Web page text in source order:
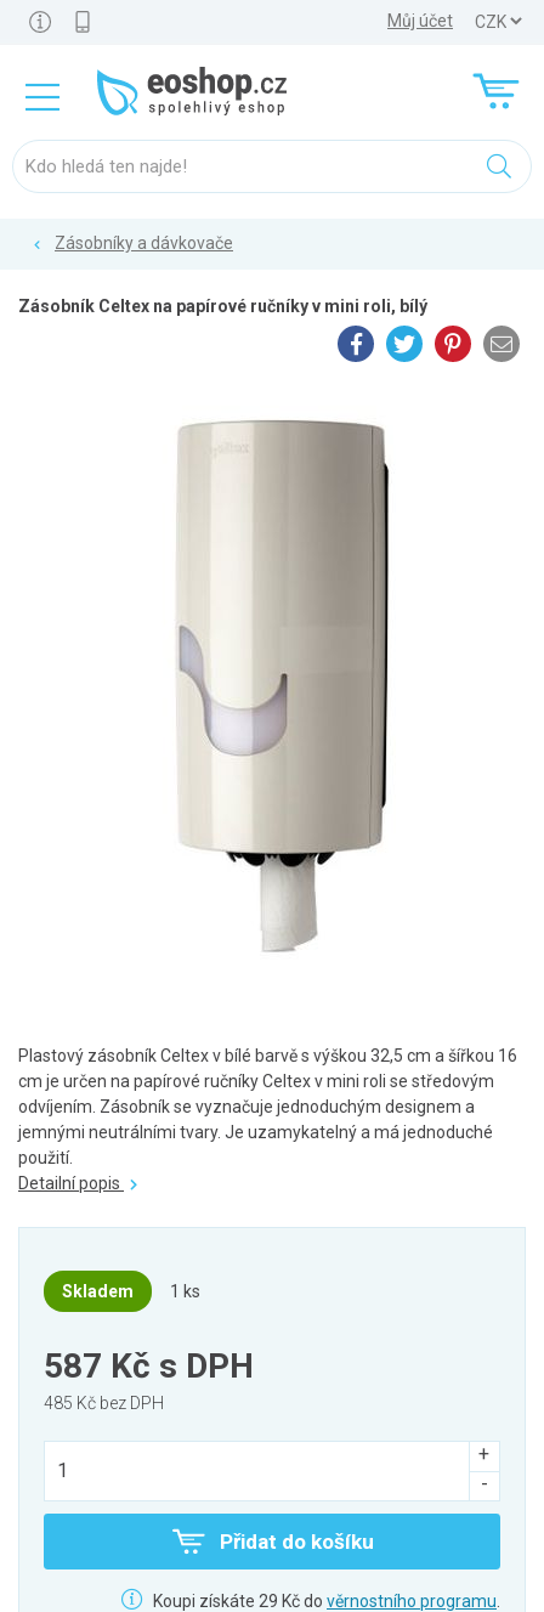
Můj účet
Zásobníky a dávkovače
Zásobník Celtex na papírové ručníky v mini roli, bílý
Plastový zásobník Celtex v bílé barvě s výškou 32,5 cm a šířkou 16
cm je určen na papírové ručníky Celtex v mini roli se středovým
odvíjením. Zásobník se vyznačuje jednoduchým designem a
jemnými neutrálními tvary. Je uzamykatelný a má jednoduché
použití.
Detailní popis
Skladem 1 ks
587 Kč s DPH
485 Kč bez DPH
Přidat do košíku
Koupi získáte 29 Kč do věrnostního programu